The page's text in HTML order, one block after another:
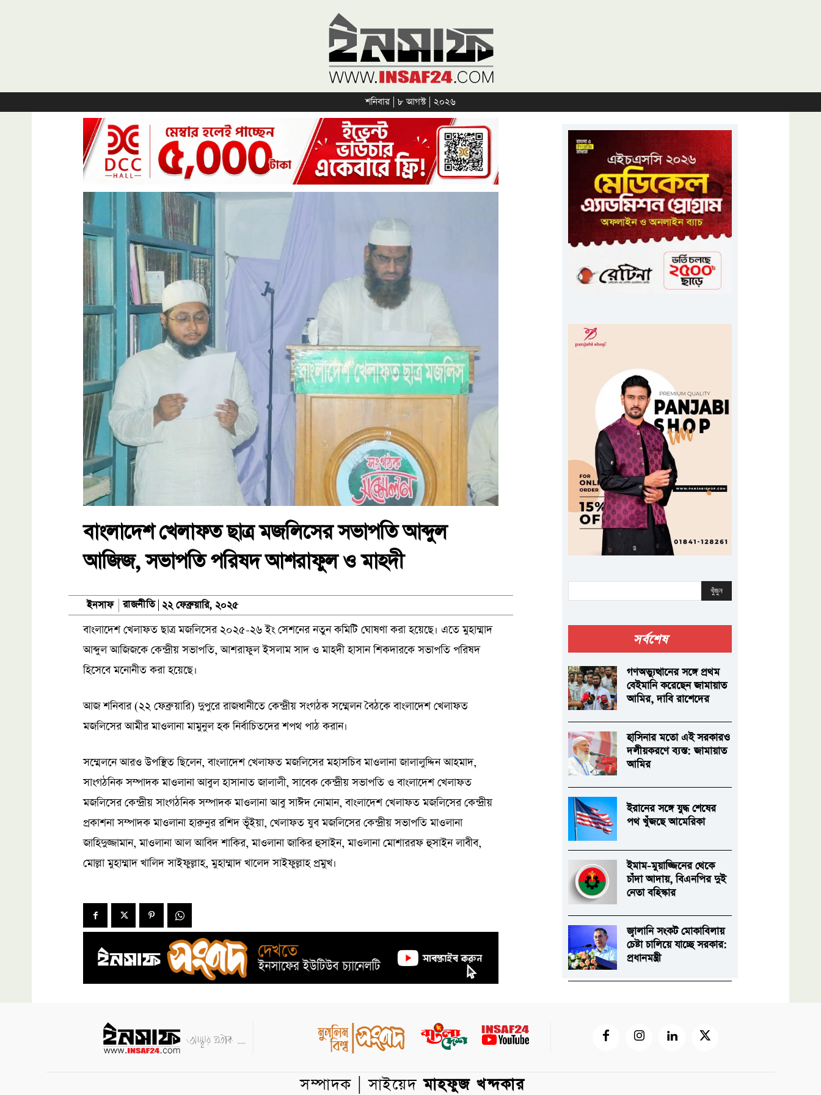
শনিবার | ৮ আগস্ট | ২০২৬
বাংলাদেশ খেলাফত ছাত্র মজলিসের সভাপতি আব্দুল
আজিজ, সভাপতি পরিষদ আশরাফুল ও মাহদী
ইনসাফ রাজনীতি ২২ ফেব্রুয়ারি, ২০২৫
বাংলাদেশ খেলাফত ছাত্র মজলিসের ২০২৫-২৬ ইং সেশনের নতুন কমিটি ঘোষণা করা হয়েছে। এতে মুহাম্মাদ
আব্দুল আজিজকে কেন্দ্রীয় সভাপতি, আশরাফুল ইসলাম সাদ ও মাহদী হাসান শিকদারকে সভাপতি পরিষদ
হিসেবে মনোনীত করা হয়েছে।
আজ শনিবার (২২ ফেব্রুয়ারি) দুপুরে রাজধানীতে কেন্দ্রীয় সংগঠক সম্মেলন বৈঠকে বাংলাদেশ খেলাফত
মজলিসের আমীর মাওলানা মামুনুল হক নির্বাচিতদের শপথ পাঠ করান।
সম্মেলনে আরও উপস্থিত ছিলেন, বাংলাদেশ খেলাফত মজলিসের মহাসচিব মাওলানা জালালুদ্দিন আহমাদ,
সাংগঠনিক সম্পাদক মাওলানা আবুল হাসানাত জালালী, সাবেক কেন্দ্রীয় সভাপতি ও বাংলাদেশ খেলাফত
মজলিসের কেন্দ্রীয় সাংগঠনিক সম্পাদক মাওলানা আবু সাঈদ নোমান, বাংলাদেশ খেলাফত মজলিসের কেন্দ্রীয়
প্রকাশনা সম্পাদক মাওলানা হারুনুর রশিদ ভূঁইয়া, খেলাফত যুব মজলিসের কেন্দ্রীয় সভাপতি মাওলানা
জাহিদুজ্জামান, মাওলানা আল আবিদ শাকির, মাওলানা জাকির হুসাইন, মাওলানা মোশাররফ হুসাইন লাবীব,
মোল্লা মুহাম্মাদ খালিদ সাইফুল্লাহ, মুহাম্মাদ খালেদ সাইফুল্লাহ প্রমুখ।
খুঁজুন
সর্বশেষ
গণঅভ্যুত্থানের সঙ্গে প্রথম
বেইমানি করেছেন জামায়াত
আমির, দাবি রাশেদের
হাসিনার মতো এই সরকারও
দলীয়করণে ব্যস্ত: জামায়াত
আমির
ইরানের সঙ্গে যুদ্ধ শেষের
পথ খুঁজছে আমেরিকা
ইমাম-মুয়াজ্জিনের থেকে
চাঁদা আদায়, বিএনপির দুই
নেতা বহিস্কার
জ্বালানি সংকট মোকাবিলায়
চেষ্টা চালিয়ে যাচ্ছে সরকার:
প্রধানমন্ত্রী
সম্পাদক | সাইয়েদমাহফুজ খন্দকার